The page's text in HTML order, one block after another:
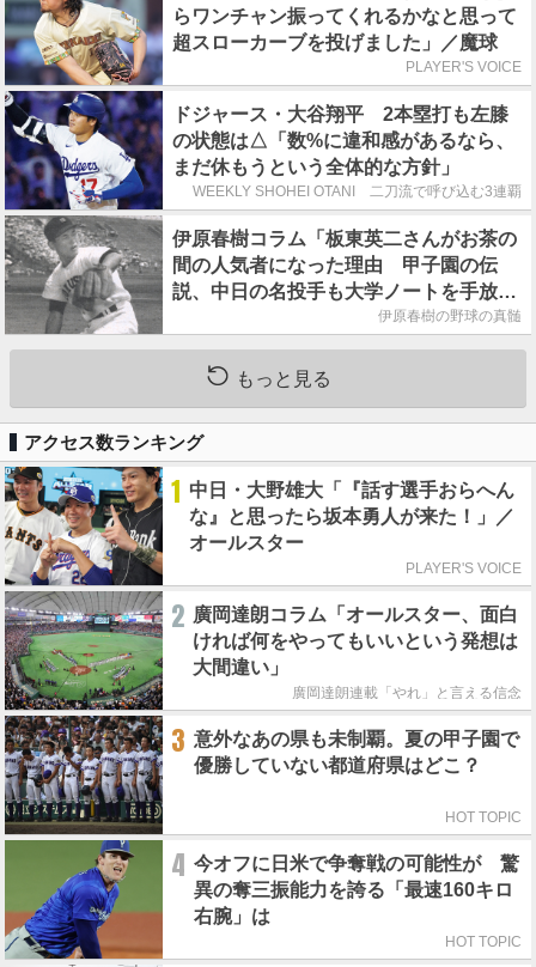
らワンチャン振ってくれるかなと思って
超スローカーブを投げました」／魔球
PLAYER'S VOICE
ドジャース・大谷翔平 2本塁打も左膝
の状態は△「数%に違和感があるなら、
まだ休もうという全体的な方針」
WEEKLY SHOHEI OTANI 二刀流で呼び込む3連覇
伊原春樹コラム「板東英二さんがお茶の
間の人気者になった理由 甲子園の伝
説、中日の名投手も大学ノートを手放さ
伊原春樹の野球の真髄
もっと見る
アクセス数ランキング
1 中日・大野雄大「『話す選手おらへん
な』と思ったら坂本勇人が来た！」／
オールスター
PLAYER'S VOICE
2 廣岡達朗コラム「オールスター、面白
ければ何をやってもいいという発想は
大間違い」
廣岡達朗連載「やれ」と言える信念
3 意外なあの県も未制覇。夏の甲子園で
優勝していない都道府県はどこ？
HOT TOPIC
4 今オフに日米で争奪戦の可能性が 驚
異の奪三振能力を誇る「最速160キロ
右腕」は
HOT TOPIC